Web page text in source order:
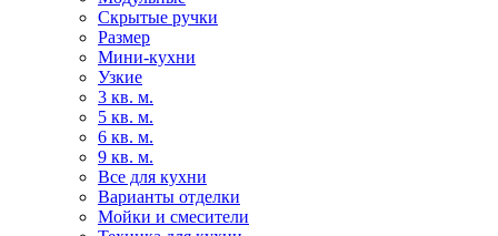
Скрытые ручки
Размер
Мини-кухни
Узкие
3 кв. м.
5 кв. м.
6 кв. м.
9 кв. м.
Все для кухни
Варианты отделки
Мойки и смесители